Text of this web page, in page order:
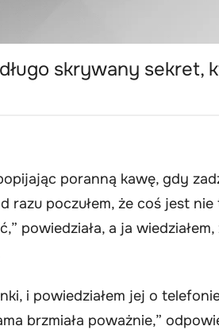
skrywany sekret,
poranną kawę, gdy
razu poczułem, że coś jest nie
powiedziała, a ja
i powiedziałem jej o
brzmiała poważnie,”